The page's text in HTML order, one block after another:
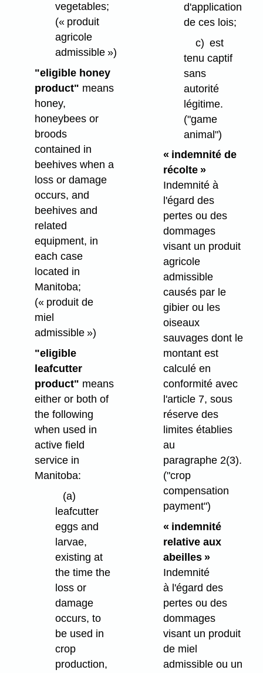
vegetables;
(« produit
agricole
admissible »)
"eligible honey
product" means
honey,
honeybees or
broods
contained in
beehives when a
loss or damage
occurs, and
beehives and
related
equipment, in
each case
located in
Manitoba;
(« produit de
miel
admissible »)
"eligible
leafcutter
product" means
either or both of
the following
when used in
active field
service in
Manitoba:
(a)
leafcutter
eggs and
larvae,
existing at
the time the
loss or
damage
occurs, to
be used in
crop
production,
d'application
de ces lois;
c) est
tenu captif
sans
autorité
légitime.
("game
animal")
« indemnité de
récolte »
Indemnité à
l'égard des
pertes ou des
dommages
visant un produit
agricole
admissible
causés par le
gibier ou les
oiseaux
sauvages dont le
montant est
calculé en
conformité avec
l'article 7, sous
réserve des
limites établies
au
paragraphe 2(3).
("crop
compensation
payment")
« indemnité
relative aux
abeilles »
Indemnité
à l'égard des
pertes ou des
dommages
visant un produit
de miel
admissible ou un